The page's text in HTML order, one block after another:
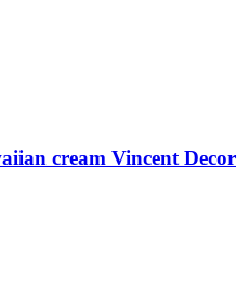
cream Vincent Decor